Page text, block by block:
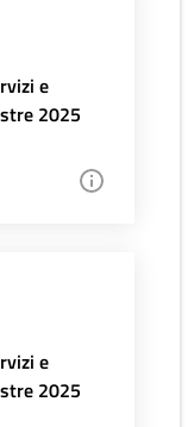
e
2025
e
2025